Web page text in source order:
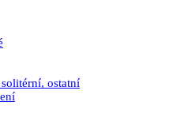
ostatní